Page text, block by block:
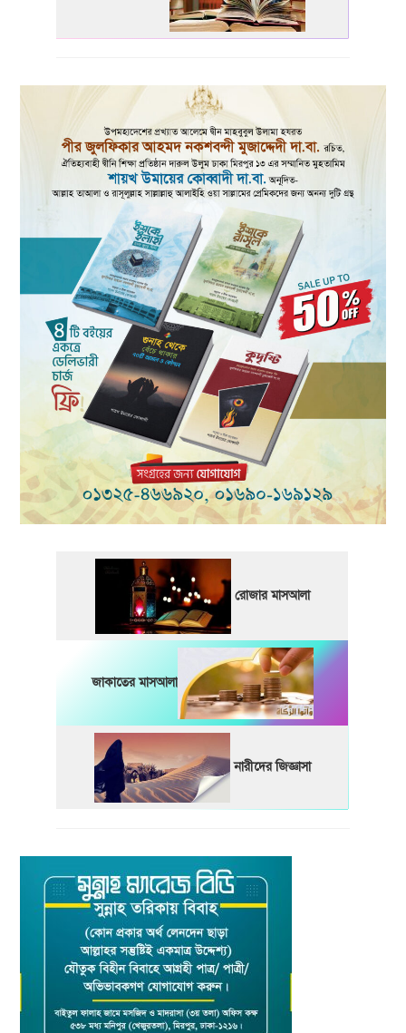
রোজার মাসআলা
জাকাতের মাসআলা
নারীদের জিজ্ঞাসা